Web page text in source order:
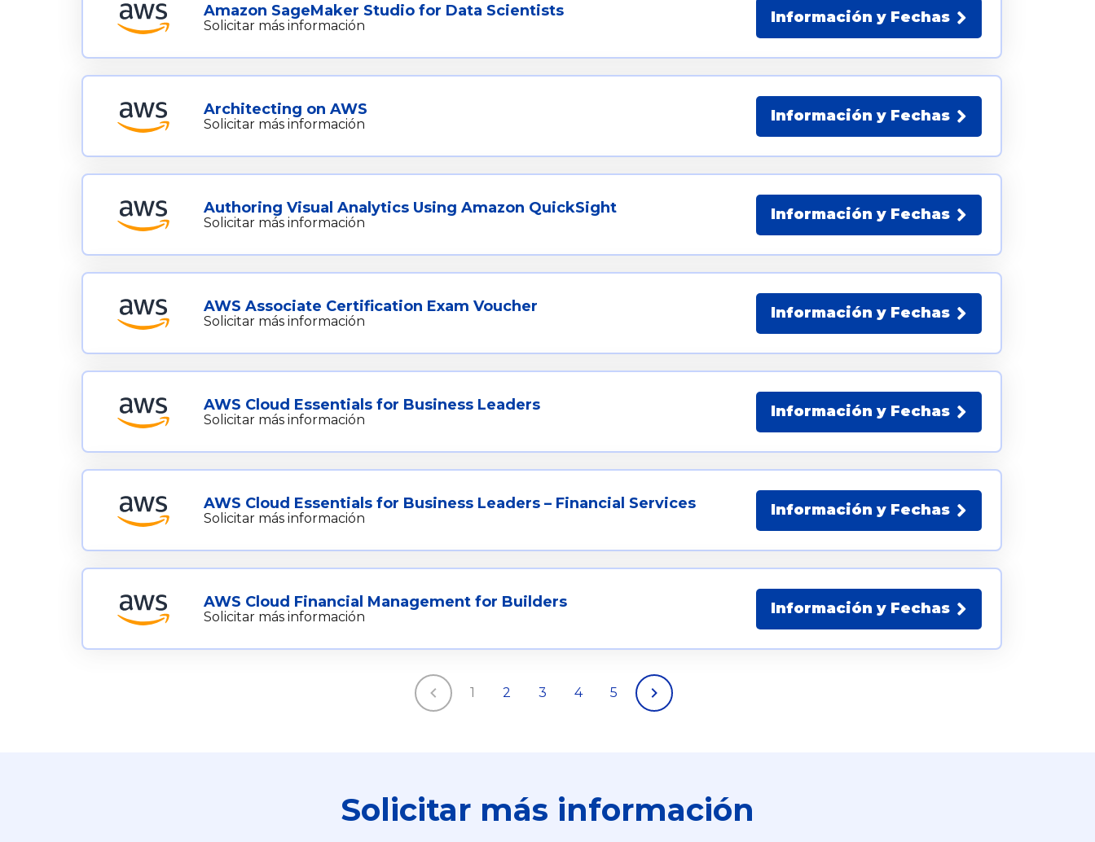
Amazon SageMaker Studio for Data Scientists
Solicitar más información Información y Fechas
Architecting on AWS
Solicitar más información Información y Fechas
Authoring Visual Analytics Using Amazon QuickSight
Solicitar más información Información y Fechas
AWS Associate Certification Exam Voucher
Solicitar más información Información y Fechas
AWS Cloud Essentials for Business Leaders
Solicitar más información Información y Fechas
AWS Cloud Essentials for Business Leaders – Financial Services
Solicitar más información Información y Fechas
AWS Cloud Financial Management for Builders
Solicitar más información Información y Fechas
1 2 3 4 5
Solicitar más información